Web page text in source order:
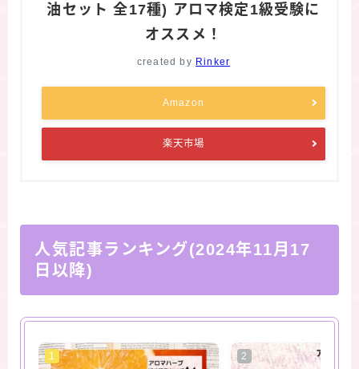
油セット 全17種) アロマ検定1級受験に
オススメ！
created by Rinker
Amazon
楽天市場
人気記事ランキング(2024年11月17
日以降)